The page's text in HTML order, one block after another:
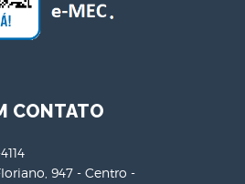
CONTATO
947 - Centro -